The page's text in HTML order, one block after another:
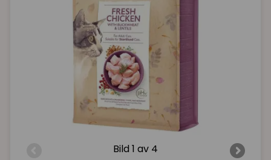
Bild 1 av 4